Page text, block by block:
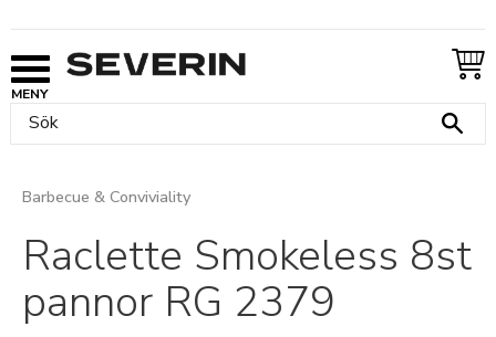
Barbecue & Conviviality
Raclette Smokeless 8st
pannor RG 2379